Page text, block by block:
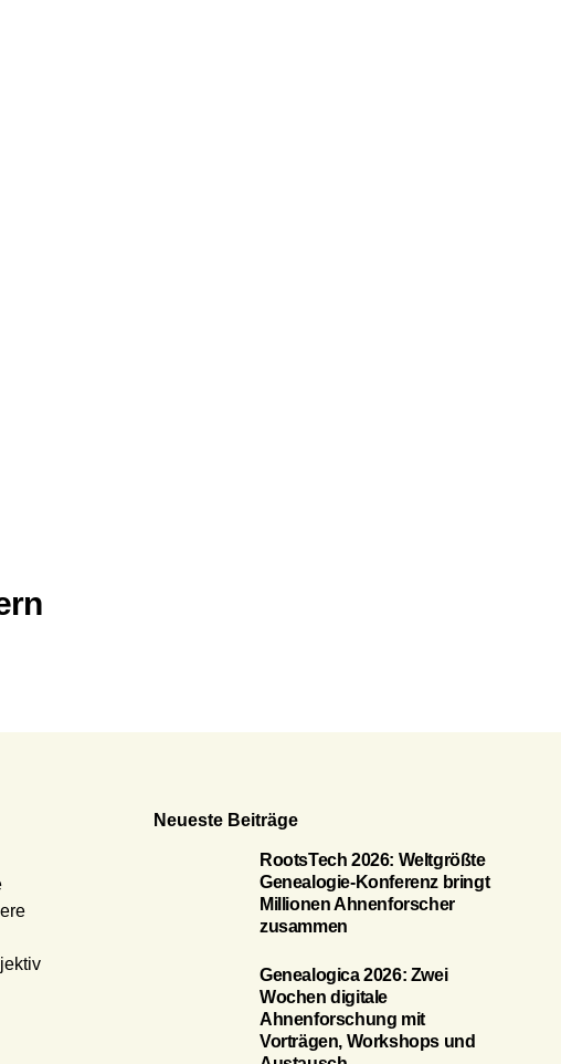
Neueste Beiträge
RootsTech 2026: Weltgrößte
Genealogie-Konferenz bringt
Millionen Ahnenforscher
zusammen
Genealogica 2026: Zwei
Wochen digitale
Ahnenforschung mit
Vorträgen, Workshops und